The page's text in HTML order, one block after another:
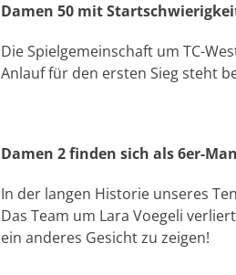
Damen 50 mit
Die Spielgemeinschaft um TC-
Anlauf für den ersten Sieg steht
Damen 2 finden sich als 6er-
In der langen Historie unseres
Das Team um Lara Voegeli
ein anderes Gesicht zu zeigen!